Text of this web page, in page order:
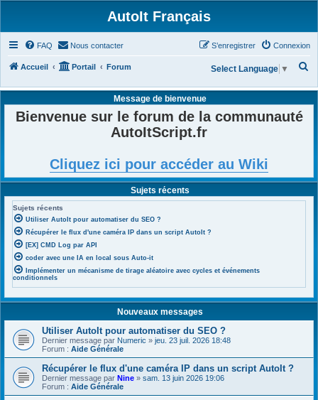
AutoIt Français
FAQ Nous contacter Connexion
S’enregistrer
Accueil Portail Forum
h
Select Language ▼
Message de bienvenue
Bienvenue sur le forum de la communauté
AutoItScript.fr
Cliquez ici pour accéder au Wiki
Sujets récents
Sujets récents
Utiliser AutoIt pour automatiser du SEO ?
Récupérer le flux d'une caméra IP dans un script AutoIt ?
[EX] CMD Log par API
coder avec une IA en local sous Auto-it
Implémenter un mécanisme de tirage aléatoire avec cycles et événements
conditionnels
Nouveaux messages
Utiliser AutoIt pour automatiser du SEO ?
Dernier message par Numeric » jeu. 23 juil. 2026 18:48
Forum : Aide Générale
Récupérer le flux d'une caméra IP dans un script AutoIt ?
Dernier message par Nine » sam. 13 juin 2026 19:06
Forum : Aide Générale